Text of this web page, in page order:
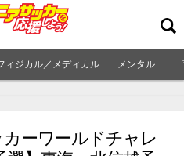
ィジカル／メディカル メンタル
カーワールドチャレ